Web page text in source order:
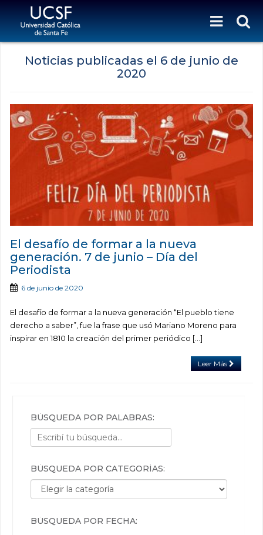
Noticias publicadas el 6 de junio de
2020
El desafío de formar a la nueva
generación. 7 de junio – Día del
Periodista
6 de junio de 2020
El desafío de formar a la nueva generación “El pueblo tiene
derecho a saber”, fue la frase que usó Mariano Moreno para
inspirar en 1810 la creación del primer periódico […]
Leer Más
BÚSQUEDA POR PALABRAS:
BÚSQUEDA POR CATEGORÍAS:
Búsqueda por categorías:
BÚSQUEDA POR FECHA: